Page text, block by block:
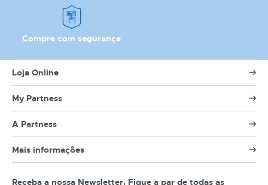
Compre com segurança
Loja Online
My Partness
A Partness
Mais informações
Receba a nossa Newsletter. Fique a par de todas as